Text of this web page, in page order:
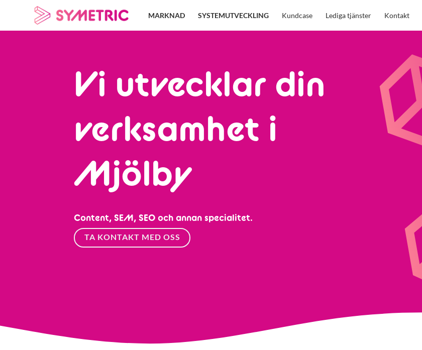
content
MARKNAD SYSTEMUTVECKLING Kundcase Lediga tjänster Kontakt
Vi utvecklar din
verksamhet i
Mjölby
Content, SEM, SEO och annan specialitet.
TA KONTAKT MED OSS